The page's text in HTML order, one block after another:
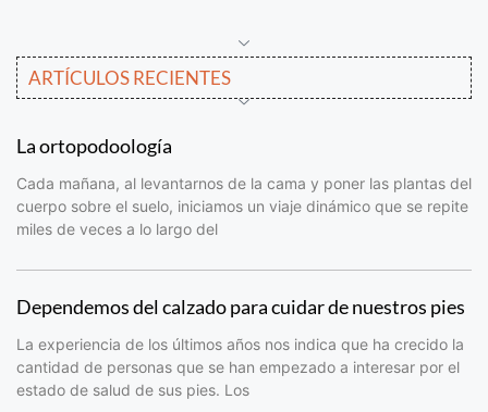
ARTÍCULOS RECIENTES
La ortopodoología
Cada mañana, al levantarnos de la cama y poner las plantas del
cuerpo sobre el suelo, iniciamos un viaje dinámico que se repite
miles de veces a lo largo del
Dependemos del calzado para cuidar de nuestros pies
La experiencia de los últimos años nos indica que ha crecido la
cantidad de personas que se han empezado a interesar por el
estado de salud de sus pies. Los